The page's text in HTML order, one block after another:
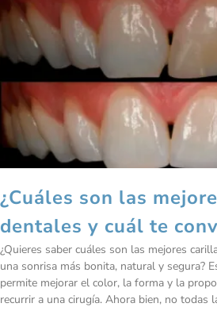
¿Cuáles son las
dentales y cuál te
¿Quieres saber cuáles son las mejores
una sonrisa más bonita, natural y segura?
permite mejorar el color, la forma y la
recurrir a una cirugía. Ahora bien, no todas